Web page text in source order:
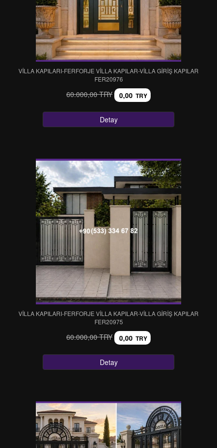
VİLLA KAPILARI-FERFORJE VİLLA KAPILAR-VİLLA GİRİŞ KAPILAR
FER20976
60.000,00 TRY 0,00 TRY
Detay
VİLLA KAPILARI-FERFORJE VİLLA KAPILAR-VİLLA GİRİŞ KAPILAR
FER20975
60.000,00 TRY 0,00 TRY
Detay